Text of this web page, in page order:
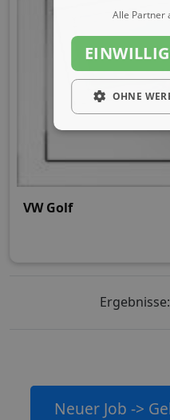
VW Golf
Ergebnisse:
Neuer Job ->
Alle Partner
OHNE